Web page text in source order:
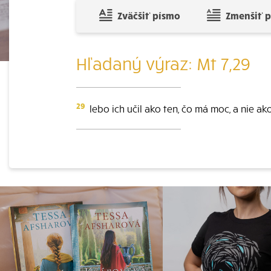
Zväčšiť písmo Zmenšiť
Hľadaný výraz: Mt 7,29
29 lebo ich učil ako ten, čo má moc, a nie